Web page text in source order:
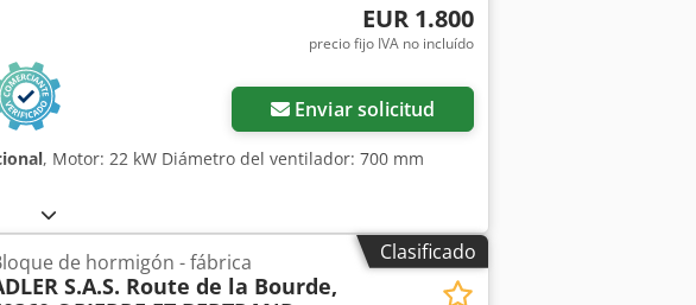
EUR 1.800
precio fijo IVA no incluído
Enviar solicitud
, Motor: 22 kW Diámetro del ventilador: 700 mm
Clasificado
de hormigón - fábrica
S.A.S. Route de la Bourde,